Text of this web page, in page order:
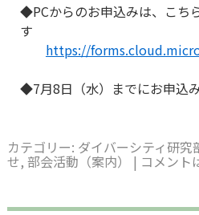
◆PCからのお申込みは、こち
す
https://
◆7月8日（水）までにお申込
カテゴリー: ダイバーシティ研究
せ, 部会活動（案内） | コメント